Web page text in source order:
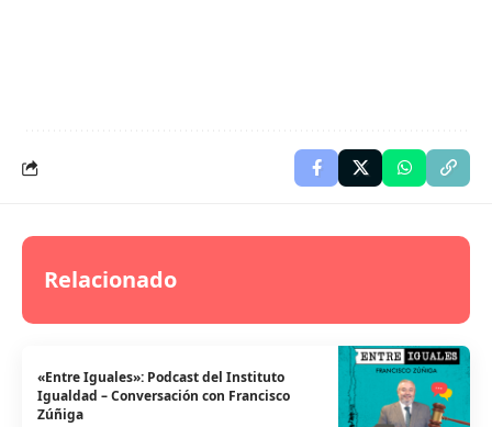
Relacionado
«Entre Iguales»: Podcast del Instituto
Igualdad – Conversación con Francisco
Zúñiga